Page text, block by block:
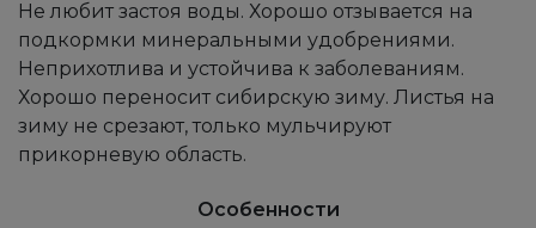
Не любит застоя воды. Хорошо отзывается на
подкормки минеральными удобрениями.
Неприхотлива и устойчива к заболеваниям.
Хорошо переносит сибирскую зиму. Листья на
зиму не срезают, только мульчируют
прикорневую область.
Особенности